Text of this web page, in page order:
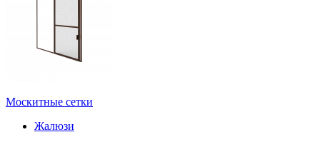
Москитные сетки
Жалюзи